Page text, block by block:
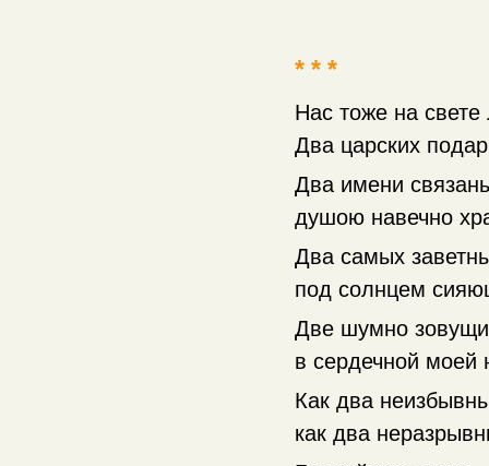
* * *
Нас тоже на
Два царских
Два имени
душою навечно
Два самых
под солнцем
Две шумно
в сердечной моей
Как два
как два